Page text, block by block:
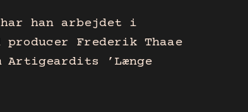
han arbejdet i
Frederik Thaae
’Længe